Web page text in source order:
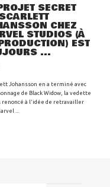
SECRET
CHEZ
STUDIOS (À
EST
...
Johansson en a terminé avec
de Black Widow, la vedette
renoncé à l'idée de retravailler
...